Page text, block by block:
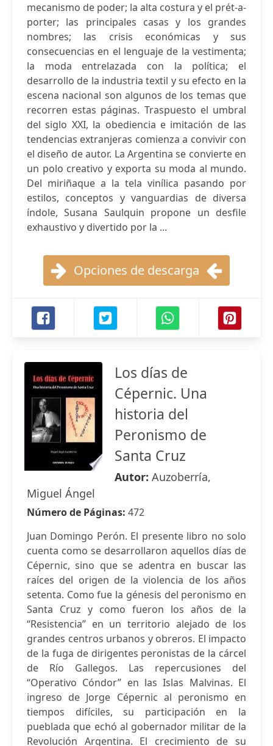
mecanismo de poder; la alta costura y el prét-a-
porter; las principales casas y los grandes
nombres; las crisis económicas y sus
consecuencias en el lenguaje de la vestimenta;
la moda entrelazada con la política; el
desarrollo de la industria textil y su efecto en la
escena nacional son algunos de los temas que
recorren estas páginas. Traspuesto el umbral
del siglo XXI, la obediencia e imitación de las
tendencias extranjeras comienza a convivir con
el diseño de autor. La Argentina se convierte en
un polo creativo y exporta su moda al mundo.
Del miriñaque a la tela vinílica pasando por
estilos, conceptos y vanguardias de diversa
índole, Susana Saulquin propone un desfile
exhaustivo y divertido por la ...
Opciones de descarga
Los días de
Cépernic. Una
historia del
Peronismo de
Santa Cruz
Autor: Auzoberría,
Miguel Ángel
Número de Páginas: 472
Juan Domingo Perón. El presente libro no solo
cuenta como se desarrollaron aquellos días de
Cépernic, sino que se adentra en buscar las
raíces del origen de la violencia de los años
setenta. Como fue la génesis del peronismo en
Santa Cruz y como fueron los años de la
“Resistencia” en un territorio alejado de los
grandes centros urbanos y obreros. El impacto
de la fuga de dirigentes peronistas de la cárcel
de Río Gallegos. Las repercusiones del
“Operativo Cóndor” en las Islas Malvinas. El
ingreso de Jorge Cépernic al peronismo en
tiempos difíciles, su participación en la
pueblada que echó al gobernador militar de la
Revolución Argentina. El crecimiento de su